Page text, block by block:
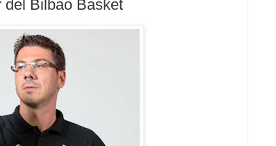
del Bilbao Basket